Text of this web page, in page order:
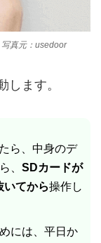
真元：usedoor
します。
ら、中身のデ
、 SDカードが
いてから操作し
には、平日か